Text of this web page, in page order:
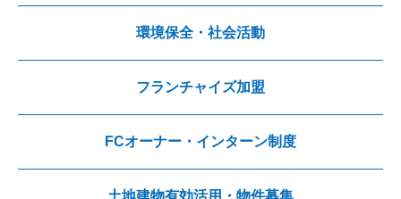
環境保全・社会活動
フランチャイズ加盟
FCオーナー・インターン制度
土地建物有効活用・物件募集